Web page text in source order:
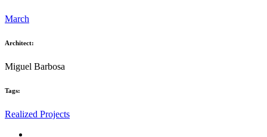
March
Architect:
Miguel Barbosa
Tags:
Realized Projects